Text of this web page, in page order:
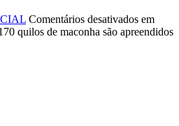
Comentários desativados em
quilos de maconha são apreendidos